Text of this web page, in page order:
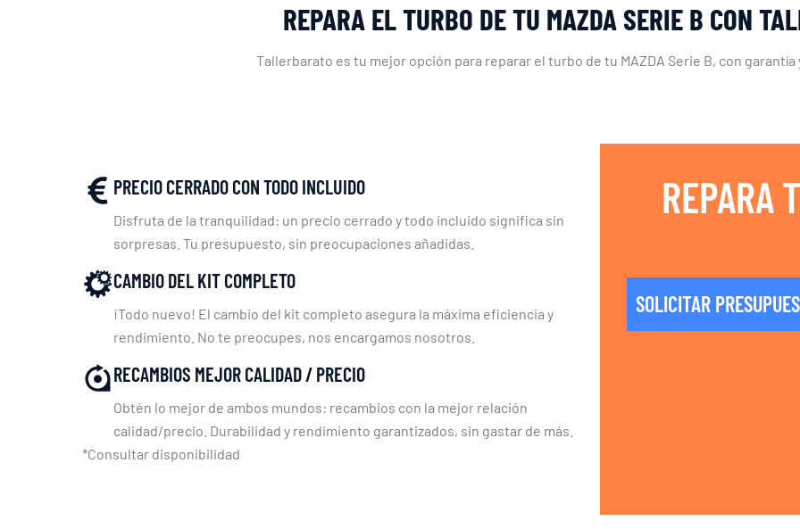
REPARA EL TURBO DE TU MAZDA SERIE B CON
Tallerbarato es tu mejor opción para reparar el turbo de tu MAZDA Serie B, con
PRECIO CERRADO CON TODO INCLUIDO
Disfruta de la tranquilidad: un precio cerrado y todo incluido significa sin
sorpresas. Tu presupuesto, sin preocupaciones añadidas.
CAMBIO DEL KIT COMPLETO
¡Todo nuevo! El cambio del kit completo asegura la máxima eficiencia y
rendimiento. No te preocupes, nos encargamos nosotros.
RECAMBIOS MEJOR CALIDAD / PRECIO
Obtén lo mejor de ambos mundos: recambios con la mejor relación
calidad/precio. Durabilidad y rendimiento garantizados, sin gastar de más.
*Consultar disponibilidad
REPARA
SOLICITAR